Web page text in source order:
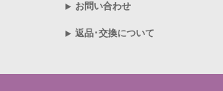
お問い合わせ
返品･交換について